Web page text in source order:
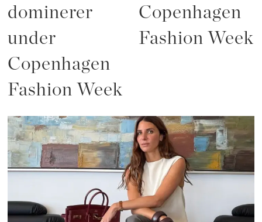
dominerer
under
Copenhagen
Fashion Week
Copenhagen
Fashion Week